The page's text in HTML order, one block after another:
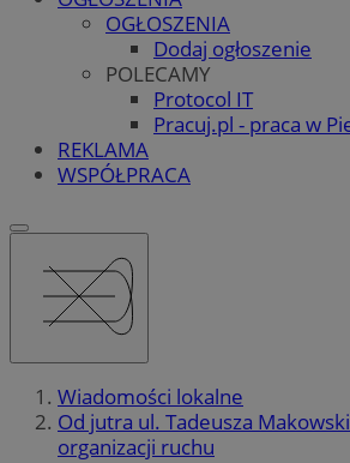
OGŁOSZENIA
Dodaj ogłoszenie
POLECAMY
Protocol IT
Pracuj.pl - praca w
REKLAMA
WSPÓŁPRACA
Wiadomości lokalne
Od jutra ul. Tadeusza
organizacji ruchu